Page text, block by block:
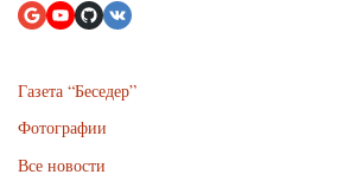
Газета “Беседер”
Фотографии
Все новости